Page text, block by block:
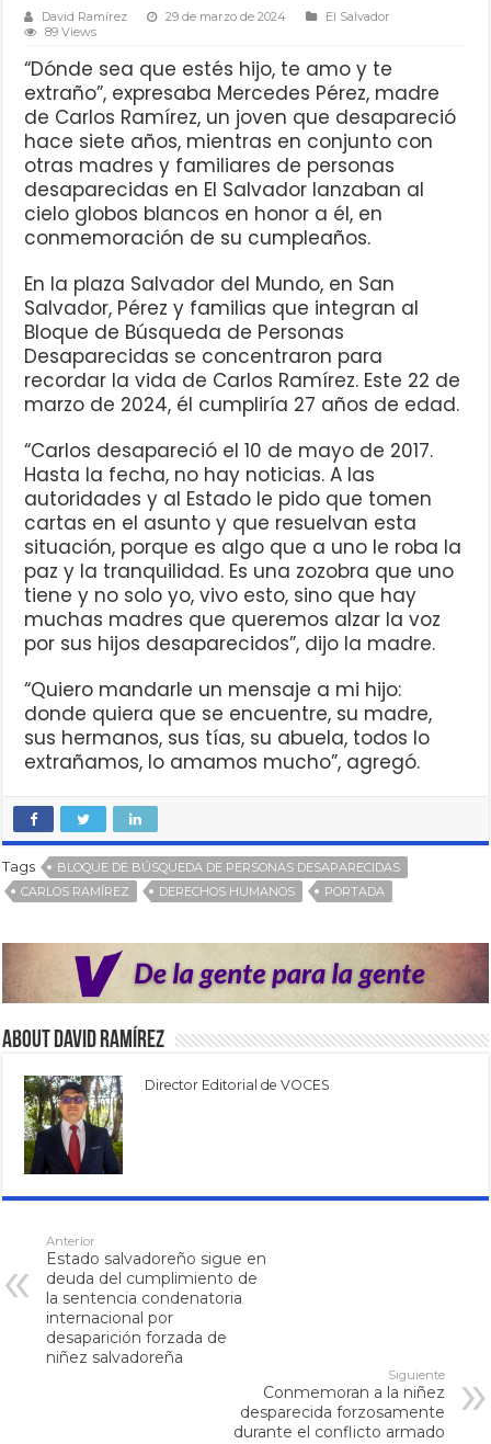
David Ramírez 29 de marzo de 2024
El Salvador
89 Views
“Dónde sea que estés hijo, te amo y te
extraño”, expresaba Mercedes Pérez, madre
de Carlos Ramírez, un joven que desapareció
hace siete años, mientras en conjunto con
otras madres y familiares de personas
desaparecidas en El Salvador lanzaban al
cielo globos blancos en honor a él, en
conmemoración de su cumpleaños.
En la plaza Salvador del Mundo, en San
Salvador, Pérez y familias que integran al
Bloque de Búsqueda de Personas
Desaparecidas se concentraron para
recordar la vida de Carlos Ramírez. Este 22 de
marzo de 2024, él cumpliría 27 años de edad.
“Carlos desapareció el 10 de mayo de 2017.
Hasta la fecha, no hay noticias. A las
autoridades y al Estado le pido que tomen
cartas en el asunto y que resuelvan esta
situación, porque es algo que a uno le roba la
paz y la tranquilidad. Es una zozobra que uno
tiene y no solo yo, vivo esto, sino que hay
muchas madres que queremos alzar la voz
por sus hijos desaparecidos”, dijo la madre.
“Quiero mandarle un mensaje a mi hijo:
donde quiera que se encuentre, su madre,
sus hermanos, sus tías, su abuela, todos lo
extrañamos, lo amamos mucho”, agregó.
Tags
BLOQUE DE BÚSQUEDA DE PERSONAS DESAPARECIDAS
CARLOS RAMÍREZ
DERECHOS HUMANOS PORTADA
About David Ramírez
Director Editorial de VOCES
Anterior
Estado salvadoreño sigue en
deuda del cumplimiento de
la sentencia condenatoria
internacional por
desaparición forzada de
niñez salvadoreña
Siguiente
Conmemoran a la niñez
desparecida forzosamente
durante el conflicto armado